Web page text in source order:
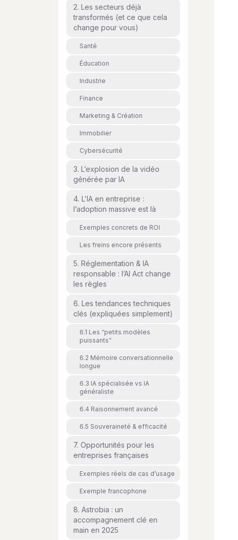
2. Les secteurs déjà
transformés (et ce que cela
change pour vous)
Santé
Éducation
Industrie
Finance
Marketing & Création
Immobilier
Cybersécurité
3. L’explosion de la vidéo
générée par IA
4. L’IA en entreprise :
l’adoption massive est là
Exemples concrets de ROI
Les freins encore présents
5. Réglementation & IA
responsable : l’AI Act change
les règles
6. Les tendances techniques
clés (expliquées simplement)
6.1 Les “petits modèles
puissants”
6.2 Mémoire conversationnelle
longue
6.3 IA spécialisée vs IA
généraliste
6.4 Raisonnement avancé
6.5 Souveraineté & efficacité
7. Opportunités pour les
entreprises françaises
Exemples réels de cas d’usage
Exemple francophone
8. Astrobia : un
accompagnement clé en
main en 2025